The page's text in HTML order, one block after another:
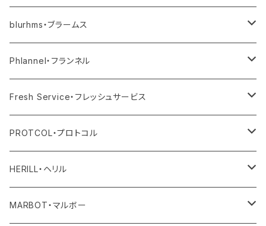
その他
blurhms・ブラームス
アウター
トップス
ボトム
ワンピース・オールインワン
その他
Phlannel・フランネル
アウター
トップス
ボトム
ワンピース・サロペット
Fresh Service・フレッシュサービス
アウター
トップス
ボトム
PROTCOL・プロトコル
バッグ
その他
HERILL・ヘリル
アウター
MARBOT・マルボー